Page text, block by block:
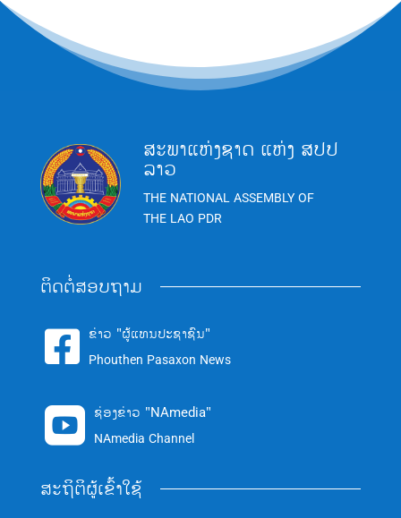
ສະພາແຫ່ງຊາດ ແຫ່ງ ສປປ
ລາວ
THE NATIONAL ASSEMBLY OF
THE LAO PDR
ຕິດຕໍ່ສອບຖາມ
 ຂ່າວ "ຜູ້ແທນປະຊາຊົນ"
Phouthen Pasaxon News
 ຊ່ອງຂ່າວ "NAmedia"
NAmedia Channel
ສະຖິຕິຜູ້ເຂົ້າໃຊ້